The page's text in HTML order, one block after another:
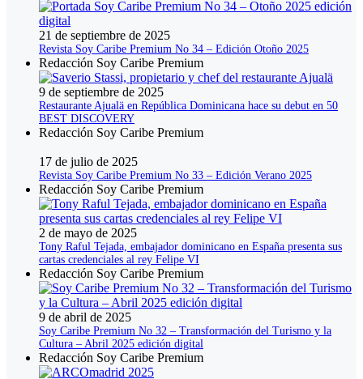
21 de septiembre de 2025
Revista Soy Caribe Premium No 34 – Edición Otoño 2025
Redacción Soy Caribe Premium
9 de septiembre de 2025
Restaurante Ajualä en República Dominicana hace su debut en 50
BEST DISCOVERY
Redacción Soy Caribe Premium
17 de julio de 2025
Revista Soy Caribe Premium No 33 – Edición Verano 2025
Redacción Soy Caribe Premium
2 de mayo de 2025
Tony Raful Tejada, embajador dominicano en España presenta sus
cartas credenciales al rey Felipe VI
Redacción Soy Caribe Premium
9 de abril de 2025
Soy Caribe Premium No 32 – Transformación del Turismo y la
Cultura – Abril 2025 edición digital
Redacción Soy Caribe Premium